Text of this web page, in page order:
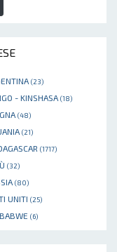
(23)
- KINSHASA (18)
(48)
(21)
(1717)
(32)
(80)
UNITI (25)
(6)